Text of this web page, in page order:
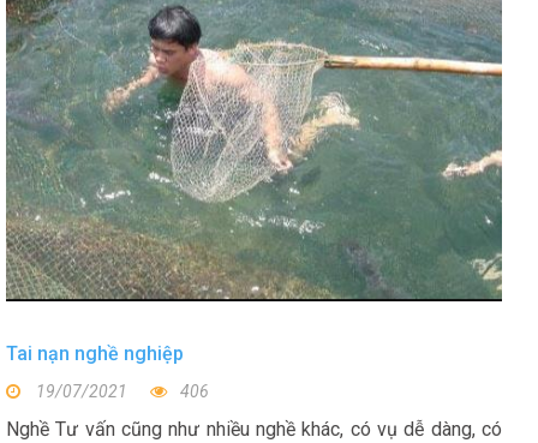
Tai nạn nghề nghiệp
19/07/2021 406
Nghề Tư vấn cũng như nhiều nghề khác, có vụ dễ dàng, có